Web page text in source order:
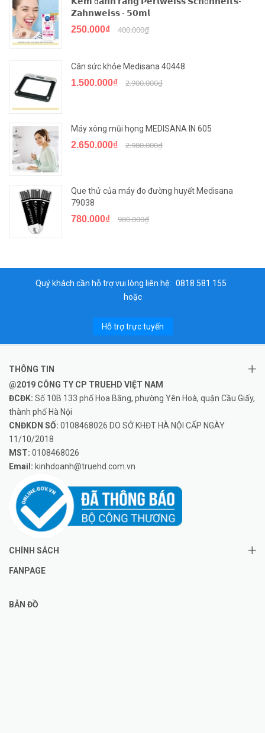
𝗭𝗮𝗵𝗻𝘄𝗲𝗶𝘀𝘀 - 𝟱𝟬𝗺𝗹
250.000₫ 400.000₫
Cân sức khỏe Medisana 40448
1.500.000₫ 2.900.000₫
Máy xông mũi họng MEDISANA IN 605
2.650.000₫ 2.980.000₫
Que thử của máy đo đường huyết Medisana
79038
780.000₫ 980.000₫
Quý khách cần hỗ trợ vui lòng liên hệ: 0818 581 155
hoặc
Hỗ trợ trực tuyến
THÔNG TIN
@2019 CÔNG TY CP TRUEHD VIỆT NAM
ĐCĐK: Số 10B 133 phố Hoa Bằng, phường Yên Hoà, quận Cầu Giấy,
thành phố Hà Nội
CNĐKDN SỐ: 0108468026 DO SỞ KHĐT HÀ NỘI CẤP NGÀY
11/10/2018
MST: 0108468026
Email: kinhdoanh@truehd.com.vn
CHÍNH SÁCH
FANPAGE
BẢN ĐỒ